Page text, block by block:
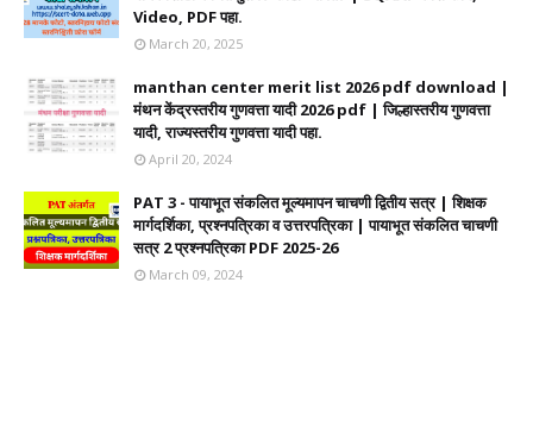
Video, PDF पहा.
March 20, 2025
manthan center merit list 2026 pdf download |
मंथन केंद्रस्तरीय गुणवत्ता यादी 2026 pdf | जिल्हास्तरीय गुणवत्ता
यादी, राज्यस्तरीय गुणवत्ता यादी पहा.
April 20, 2024
PAT 3 - पायाभूत संकलित मूल्यमापन चाचणी द्वितीय सत्र | शिक्षक
मार्गदर्शिका, प्रश्नपत्रिका व उत्तरपत्रिका | पायाभूत संकलित चाचणी
सत्र 2 प्रश्नपत्रिका PDF 2025-26
March 09, 2024